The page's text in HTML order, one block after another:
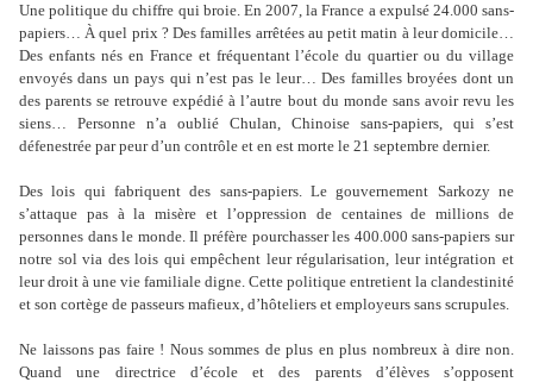
Une politique du chiffre qui broie. En 2007, la France a expulsé 24.000 sans-
papiers… À quel prix ? Des familles arrêtées au petit matin à leur domicile…
Des enfants nés en France et fréquentant l’école du quartier ou du village
envoyés dans un pays qui n’est pas le leur… Des familles broyées dont un
des parents se retrouve expédié à l’autre bout du monde sans avoir revu les
siens… Personne n’a oublié Chulan, Chinoise sans-papiers, qui s’est
défenestrée par peur d’un contrôle et en est morte le 21 septembre dernier.
Des lois qui fabriquent des sans-papiers. Le gouvernement Sarkozy ne
s’attaque pas à la misère et l’oppression de centaines de millions de
personnes dans le monde. Il préfère pourchasser les 400.000 sans-papiers sur
notre sol via des lois qui empêchent leur régularisation, leur intégration et
leur droit à une vie familiale digne. Cette politique entretient la clandestinité
et son cortège de passeurs mafieux, d’hôteliers et employeurs sans scrupules.
Ne laissons pas faire ! Nous sommes de plus en plus nombreux à dire non.
Quand une directrice d’école et des parents d’élèves s’opposent